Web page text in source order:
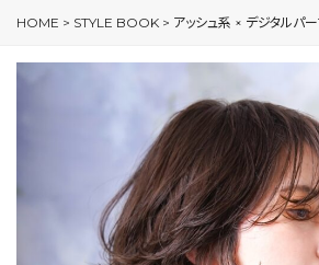
HOME > STYLE BOOK > アッシュ系 × デジタルパ